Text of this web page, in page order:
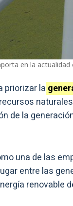
en la
priorizar la
de la
una de las
entre las
renovable